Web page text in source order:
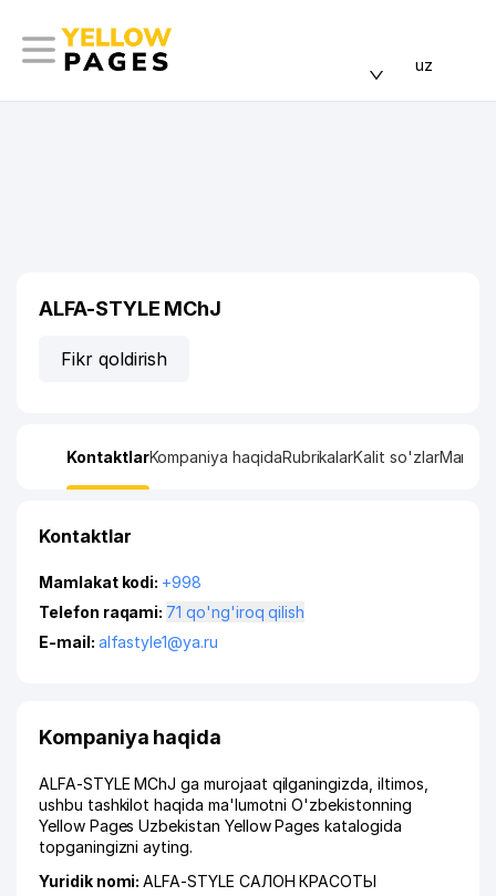
uz
ALFA-STYLE MChJ
Fikr qoldirish
KontaktlarKompaniya haqidaRubrikalarKalit so'zlarManzil
Kontaktlar
Mamlakat kodi: +998
Telefon raqami:
71 qo'ng'iroq qilish
E-mail: alfastyle1@ya.ru
Kompaniya haqida
ALFA-STYLE MChJ ga murojaat qilganingizda, iltimos,
ushbu tashkilot haqida ma'lumotni O'zbekistonning
Yellow Pages Uzbekistan Yellow Pages katalogida
topganingizni ayting.
Yuridik nomi:ALFA-STYLE САЛОН КРАСОТЫ